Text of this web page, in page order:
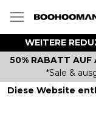
WEITERE
50% RABATT AUF
*Sale &
Diese Website